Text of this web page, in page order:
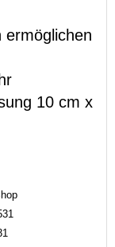
ermöglichen
10 cm x